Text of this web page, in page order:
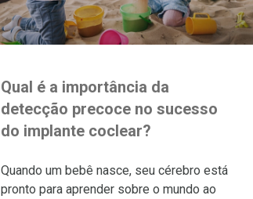
Qual é a importância da
detecção precoce no sucesso
do implante coclear?
Quando um bebê nasce, seu cérebro está
pronto para aprender sobre o mundo ao